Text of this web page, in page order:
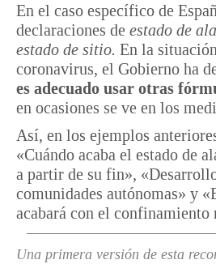
En el caso específico de
declaraciones de estado de
estado de sitio. En la
coronavirus, el Gobierno ha
es adecuado usar otras
en ocasiones se ve en los
Así, en los ejemplos
«Cuándo acaba el estado de
a partir de su fin»,
comunidades autónomas» y
acabará con el confinamiento
Una primera versión de esta